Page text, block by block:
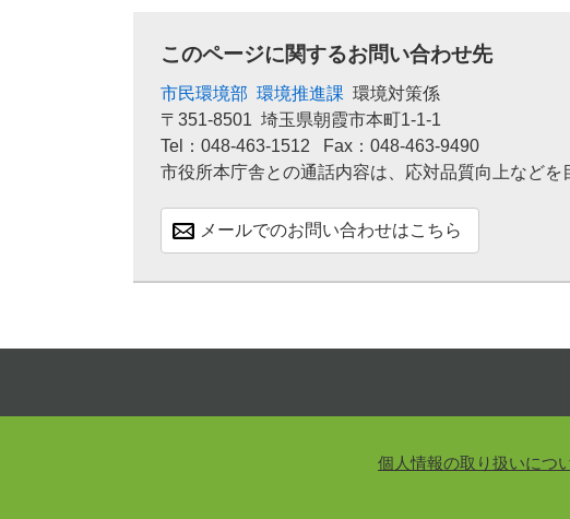
このページに関するお問い合わせ先
市民環境部 環境推進課 環境対策係
〒351-8501 埼玉県朝霞市本町1-1-1
Tel：048-463-1512
Fax：048-463-9490
市役所本庁舎との通話内容は、応対品質向上などを
メールでのお問い合わせはこちら
個人情報の取り扱いにつ